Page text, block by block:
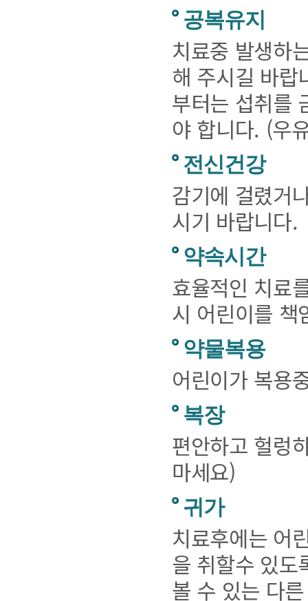
공복유지
치료중 발생하
해 주시길 바랍
부터는 섭취를
야 합니다. (우
전신건강
감기에 걸렸거
시기 바랍니다.
약속시간
효율적인 치료
시 어린이를 책
약물복용
어린이가 복용
복장
편안하고 헐렁
마세요)
귀가
치료후에는 어
을 취할수 있도
볼 수 있는 다